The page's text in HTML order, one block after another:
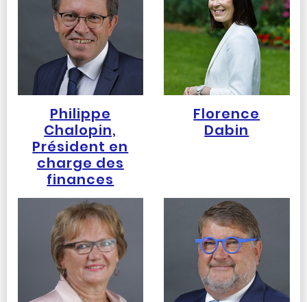
Philippe
Chalopin,
Président en
charge des
finances
Florence
Dabin